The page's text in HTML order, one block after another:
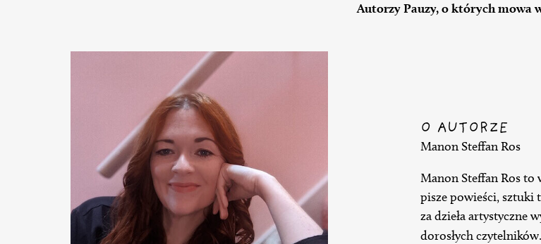
Autorzy Pauzy, o których mowa
O AUTORZE
Manon Steffan Ros
Manon Steffan Ros to
pisze powieści, sztuki
za dzieła artystyczne
dorosłych